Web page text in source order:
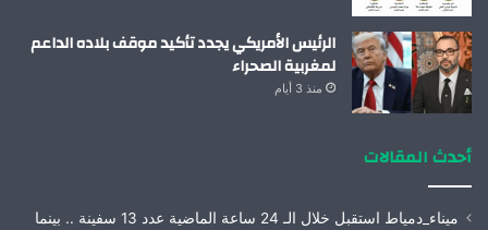
الرئيس الأمريكي يجدد تأكيد موقف بلاده الداعم
لمغربية الصحراء
منذ 3 أيام
أحدث المقالات
ميناء_دمياط استقبل خلال الـ 24 ساعة الماضية عدد 13 سفينة .. بينما